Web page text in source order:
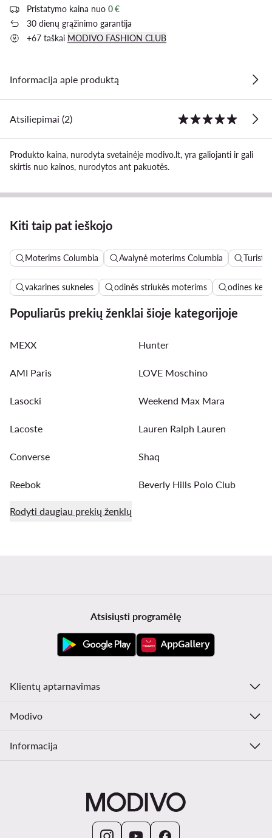
Pristatymo kaina nuo 0 €
30 dienų grąžinimo garantija
+67 taškai MODIVO FASHION CLUB
Informacija apie produktą
Atsiliepimai (2)
Produkto kaina, nurodyta svetainėje modivo.lt, yra galiojanti ir gali
skirtis nuo kainos, nurodytos ant pakuotės.
Kiti taip pat ieškojo
Moterims Columbia Avalynė moterims Columbia
vakarines sukneles odinės striukės moterims odines
Populiarūs prekių ženklai šioje kategorijoje
MEXX Hunter
AMI Paris LOVE Moschino
Lasocki Weekend Max Mara
Lacoste Lauren Ralph Lauren
Converse Shaq
Reebok Beverly Hills Polo Club
Rodyti daugiau prekių ženklų
Atsisiųsti programėlę
Klientų aptarnavimas
Modivo
Informacija